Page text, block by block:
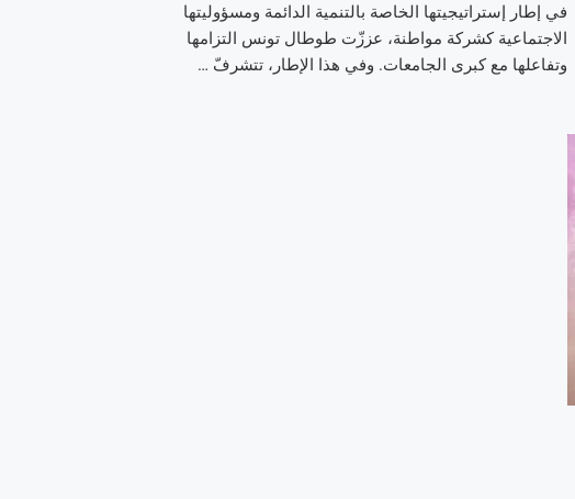
في إطار إستراتيجيتها الخاصة بالتنمية الدائمة ومسؤوليتها
الاجتماعية كشركة مواطنة، عززّت طوطال تونس التزامها
وتفاعلها مع كبرى الجامعات. وفي هذا الإطار، تتشرفّ …